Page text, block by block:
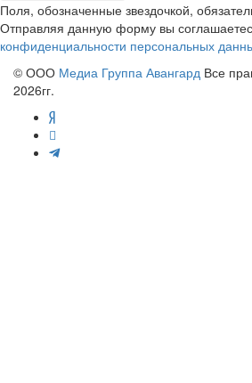
Поля, обозначенные звездочкой,
Отправляя данную форму вы
конфиденциальности персональных
© ООО Медиа Группа Авангард Все
2026гг.